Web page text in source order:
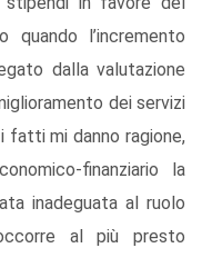
quando l’incremento
dalla valutazione
dei servizi
fatti mi danno ragione,
finanziario la
inadeguata al ruolo
al più presto